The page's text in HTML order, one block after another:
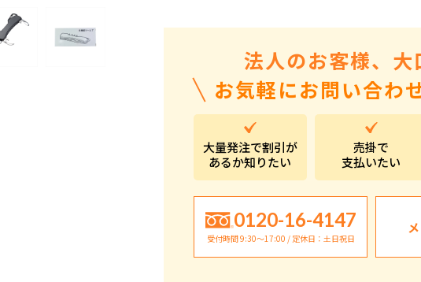
インバ
粗品・
入学・
自治体
オープ
ポストイ
ばらま
法人のお客様、大
お気軽にお問い合わ
大量発注で割引が
あるか知りたい
売掛で
支払いたい
0120-16-4147
受付時間 9:30〜17:00 / 定休日：土日祝日